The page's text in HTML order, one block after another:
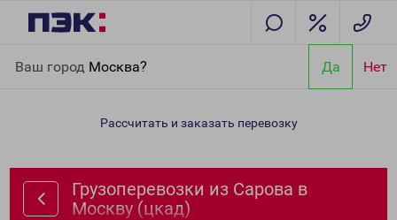
Ваш город Москва? Да Нет
(цкад)
Рассчитать и заказать перевозку
Грузоперевозки из Сарова в
Москву (цкад)